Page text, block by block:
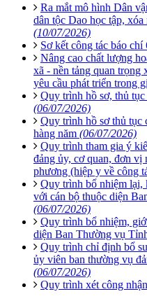
Ra mắt mô hình Dân
dân tộc Dao học tập,
(10/07/2026)
Sơ kết công tác báo
Nâng cao chất lượng
xã - nền tảng quan trọng
yêu cầu phát triển trong
Quy trình hồ sơ, thủ
(06/07/2026)
Quy trình hồ sơ thủ tục
hàng năm (06/07/2026)
Quy trình tham gia ý
đảng ủy, cơ quan, đơn vị
phương (hiệp y về công
Quy trình bổ nhiệm lại,
với cán bộ thuộc diện
(06/07/2026)
Quy trình bổ nhiệm,
diện Ban Thường vụ
Quy trình chỉ định bổ
ủy viên ban thường vụ
(06/07/2026)
Quy trình xét công